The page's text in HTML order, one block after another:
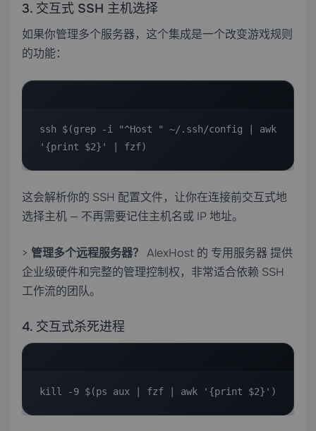
3. 交互式 SSH 主机选择
如果你管理多个服务器，这个集成是一个改变游戏规则
的功能：
ssh $(grep -i "^Host " ~/.ssh/config | awk
'{print $2}' | fzf)
这会解析你的 SSH 配置文件，让你在连接前交互式地
选择主机 — 不再需要记住主机名或 IP 地址。
> 管理多个远程服务器？ AlexHost 的 专用服务器 提供
企业级硬件和完整的管理控制权，非常适合依赖 SSH
工作流的团队。
4. 交互式杀死进程
kill -9 $(ps aux | fzf | awk '{print $2}')